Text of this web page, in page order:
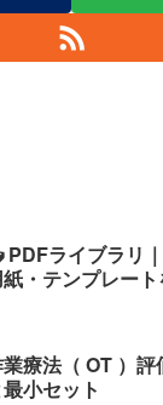
PDFライブラリ
・テンプレー
療法（ OT ）
最小セット